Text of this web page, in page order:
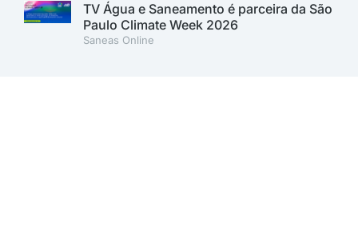
TV Água e Saneamento é parceira da São
Paulo Climate Week 2026
Saneas Online